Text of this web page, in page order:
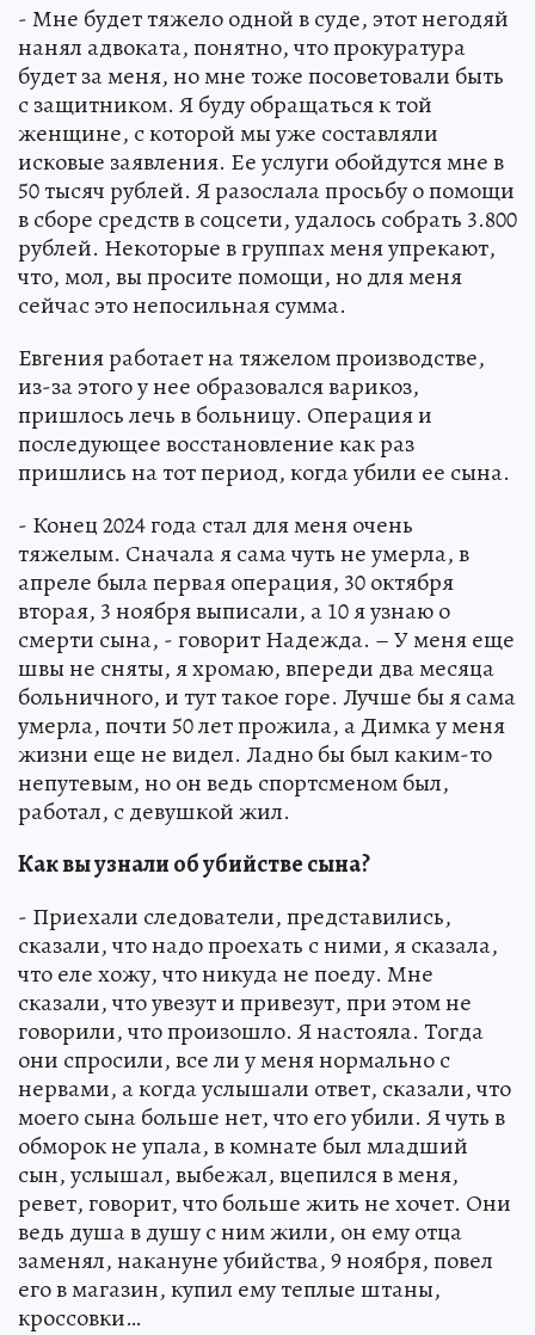
- Мне будет тяжело одной в суде, этот негодяй
нанял адвоката, понятно, что прокуратура
будет за меня, но мне тоже посоветовали быть
с защитником. Я буду обращаться к той
женщине, с которой мы уже составляли
исковые заявления. Ее услуги обойдутся мне в
50 тысяч рублей. Я разослала просьбу о помощи
в сборе средств в соцсети, удалось собрать 3.800
рублей. Некоторые в группах меня упрекают,
что, мол, вы просите помощи, но для меня
сейчас это непосильная сумма.
Евгения работает на тяжелом производстве,
из-за этого у нее образовался варикоз,
пришлось лечь в больницу. Операция и
последующее восстановление как раз
пришлись на тот период, когда убили ее сына.
- Конец 2024 года стал для меня очень
тяжелым. Сначала я сама чуть не умерла, в
апреле была первая операция, 30 октября
вторая, 3 ноября выписали, а 10 я узнаю о
смерти сына, - говорит Надежда. – У меня еще
швы не сняты, я хромаю, впереди два месяца
больничного, и тут такое горе. Лучше бы я сама
умерла, почти 50 лет прожила, а Димка у меня
жизни еще не видел. Ладно бы был каким-то
непутевым, но он ведь спортсменом был,
работал, с девушкой жил.
Как вы узнали об убийстве сына?
- Приехали следователи, представились,
сказали, что надо проехать с ними, я сказала,
что еле хожу, что никуда не поеду. Мне
сказали, что увезут и привезут, при этом не
говорили, что произошло. Я настояла. Тогда
они спросили, все ли у меня нормально с
нервами, а когда услышали ответ, сказали, что
моего сына больше нет, что его убили. Я чуть в
обморок не упала, в комнате был младший
сын, услышал, выбежал, вцепился в меня,
ревет, говорит, что больше жить не хочет. Они
ведь душа в душу с ним жили, он ему отца
заменял, накануне убийства, 9 ноября, повел
его в магазин, купил ему теплые штаны,
кроссовки…